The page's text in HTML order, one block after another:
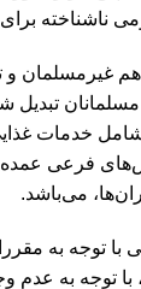
ناشناخته
غیرمسلمان و
خدمات
فرعی
می‌باشد.
توجه به
توجه به عدم